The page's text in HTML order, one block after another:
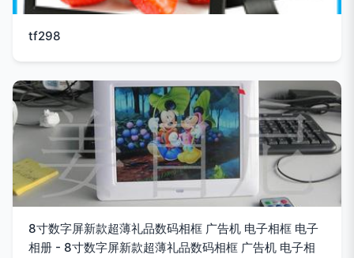
tf298
8寸数字屏新款超薄礼品数码相框 广告机 电子相框 电子
相册 - 8寸数字屏新款超薄礼品数码相框 广告机 电子相